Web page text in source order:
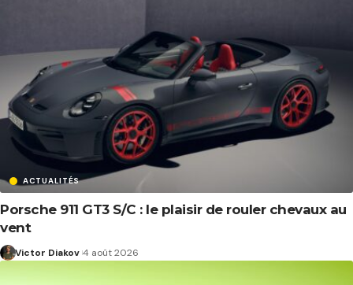
ACTUALITÉS
Porsche 911 GT3 S/C : le plaisir de rouler chevaux au
vent
Victor Diakov 4 août 2026